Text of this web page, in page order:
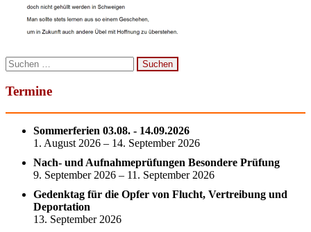
Suchen
nach:
Termine
Sommerferien 03.08. - 14.09.2026
1. August 2026 – 14. September 2026
Nach- und Aufnahmeprüfungen Besondere Prüfung
9. September 2026 – 11. September 2026
Gedenktag für die Opfer von Flucht, Vertreibung und
Deportation
13. September 2026